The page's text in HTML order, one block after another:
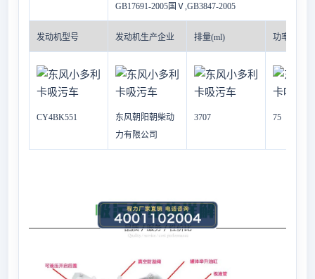
GB17691-2005国Ⅴ,GB3847-2005
发动机型号 发动机生产企业 排量(ml) 功率(Kw)
CY4BK551
东风朝阳朝柴动
力有限公司
3707 75